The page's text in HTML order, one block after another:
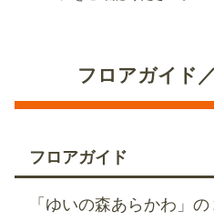
フロアガイド
フロアガイド
「ゆいの森あらかわ」